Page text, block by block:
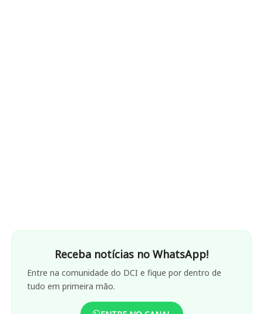
Receba notícias no WhatsApp!
Entre na comunidade do DCI e fique por dentro de
tudo em primeira mão.